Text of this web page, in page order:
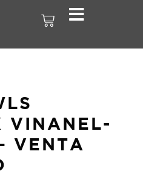
VINANEL-
VENTA